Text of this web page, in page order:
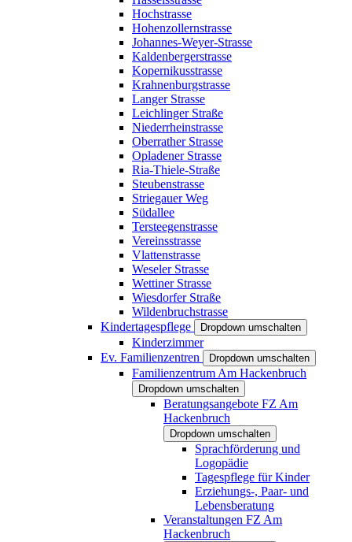
Hochstrasse
Hohenzollernstrasse
Johannes-Weyer-Strasse
Kaldenbergerstrasse
Kopernikusstrasse
Krahnenburgstrasse
Langer Strasse
Leichlinger Straße
Niederrheinstrasse
Oberrather Strasse
Opladener Strasse
Ria-Thiele-Straße
Steubenstrasse
Striegauer Weg
Südallee
Tersteegenstrasse
Vereinsstrasse
Vlattenstrasse
Weseler Strasse
Wettiner Strasse
Wiesdorfer Straße
Wildenbruchstrasse
Kindertagespflege
Dropdown umschalten
Kinderzimmer
Ev. Familienzentren
Dropdown umschalten
Familienzentrum Am Hackenbruch
Dropdown umschalten
Beratungsangebote FZ Am
Hackenbruch
Dropdown umschalten
Sprachförderung und
Logopädie
Tagespflege für Kinder
Erziehungs-, Paar- und
Lebensberatung
Veranstaltungen FZ Am
Hackenbruch